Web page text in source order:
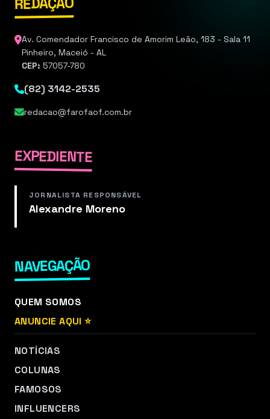
Av. Comendador Francisco de Amorim Leão, 183 - Sala 11
Pinheiro, Maceió - AL
CEP: 57057-780
(82) 3142-2535
redacao@farofaof.com.br
EXPEDIENTE
JORNALISTA RESPONSÁVEL
Alexandre Moreno
NAVEGAÇÃO
QUEM SOMOS
ANUNCIE AQUI ⭐
NOTÍCIAS
COLUNAS
FAMOSOS
INFLUENCERS